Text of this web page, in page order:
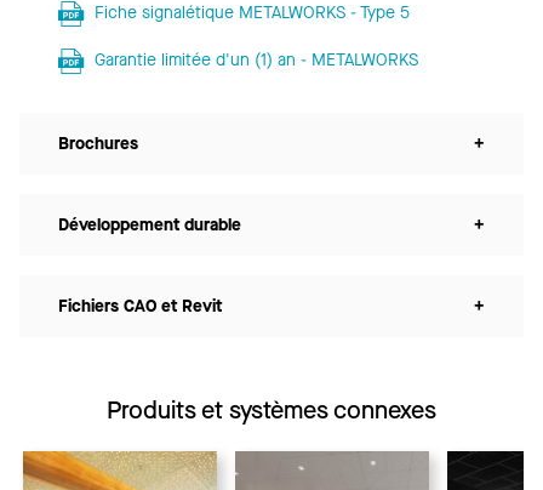
Fiche signalétique METALWORKS - Type 5
Garantie limitée d'un (1) an - METALWORKS
Brochures +
Développement durable +
Fichiers CAO et Revit +
Produits et systèmes connexes